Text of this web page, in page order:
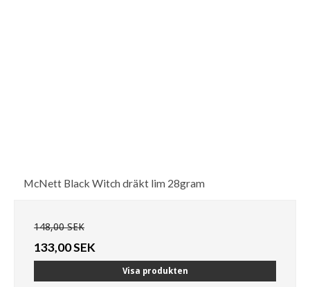
McNett Black Witch dräkt lim 28gram
148,00 SEK
133,00 SEK
Visa produkten